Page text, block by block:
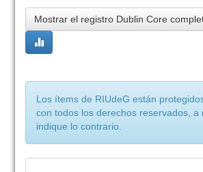
Mostrar el registro Dublin Core
Los ítems de RIUdeG están
con todos los derechos reservados, a
indique lo contrario.